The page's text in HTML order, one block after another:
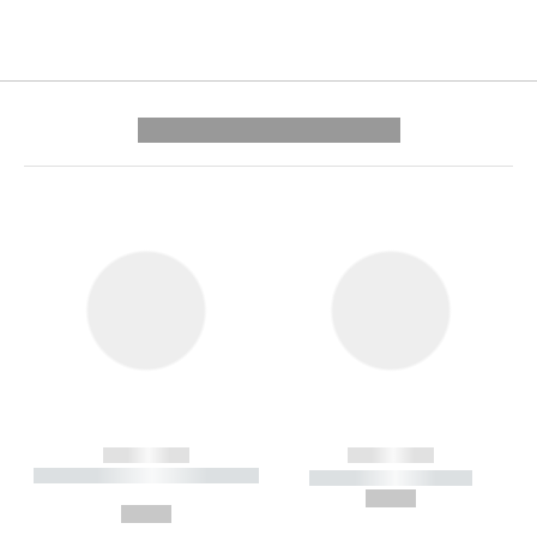
------------
----------- ----------- --------
------------
----------- -----------